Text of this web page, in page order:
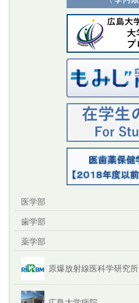
医学部
歯学部
薬学部
原爆放射線医科学研究所